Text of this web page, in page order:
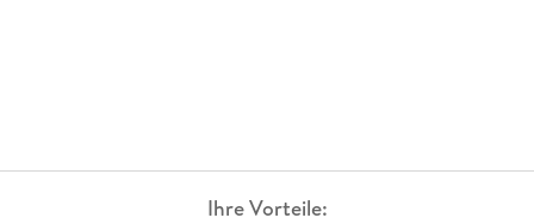
Ihre Vorteile: